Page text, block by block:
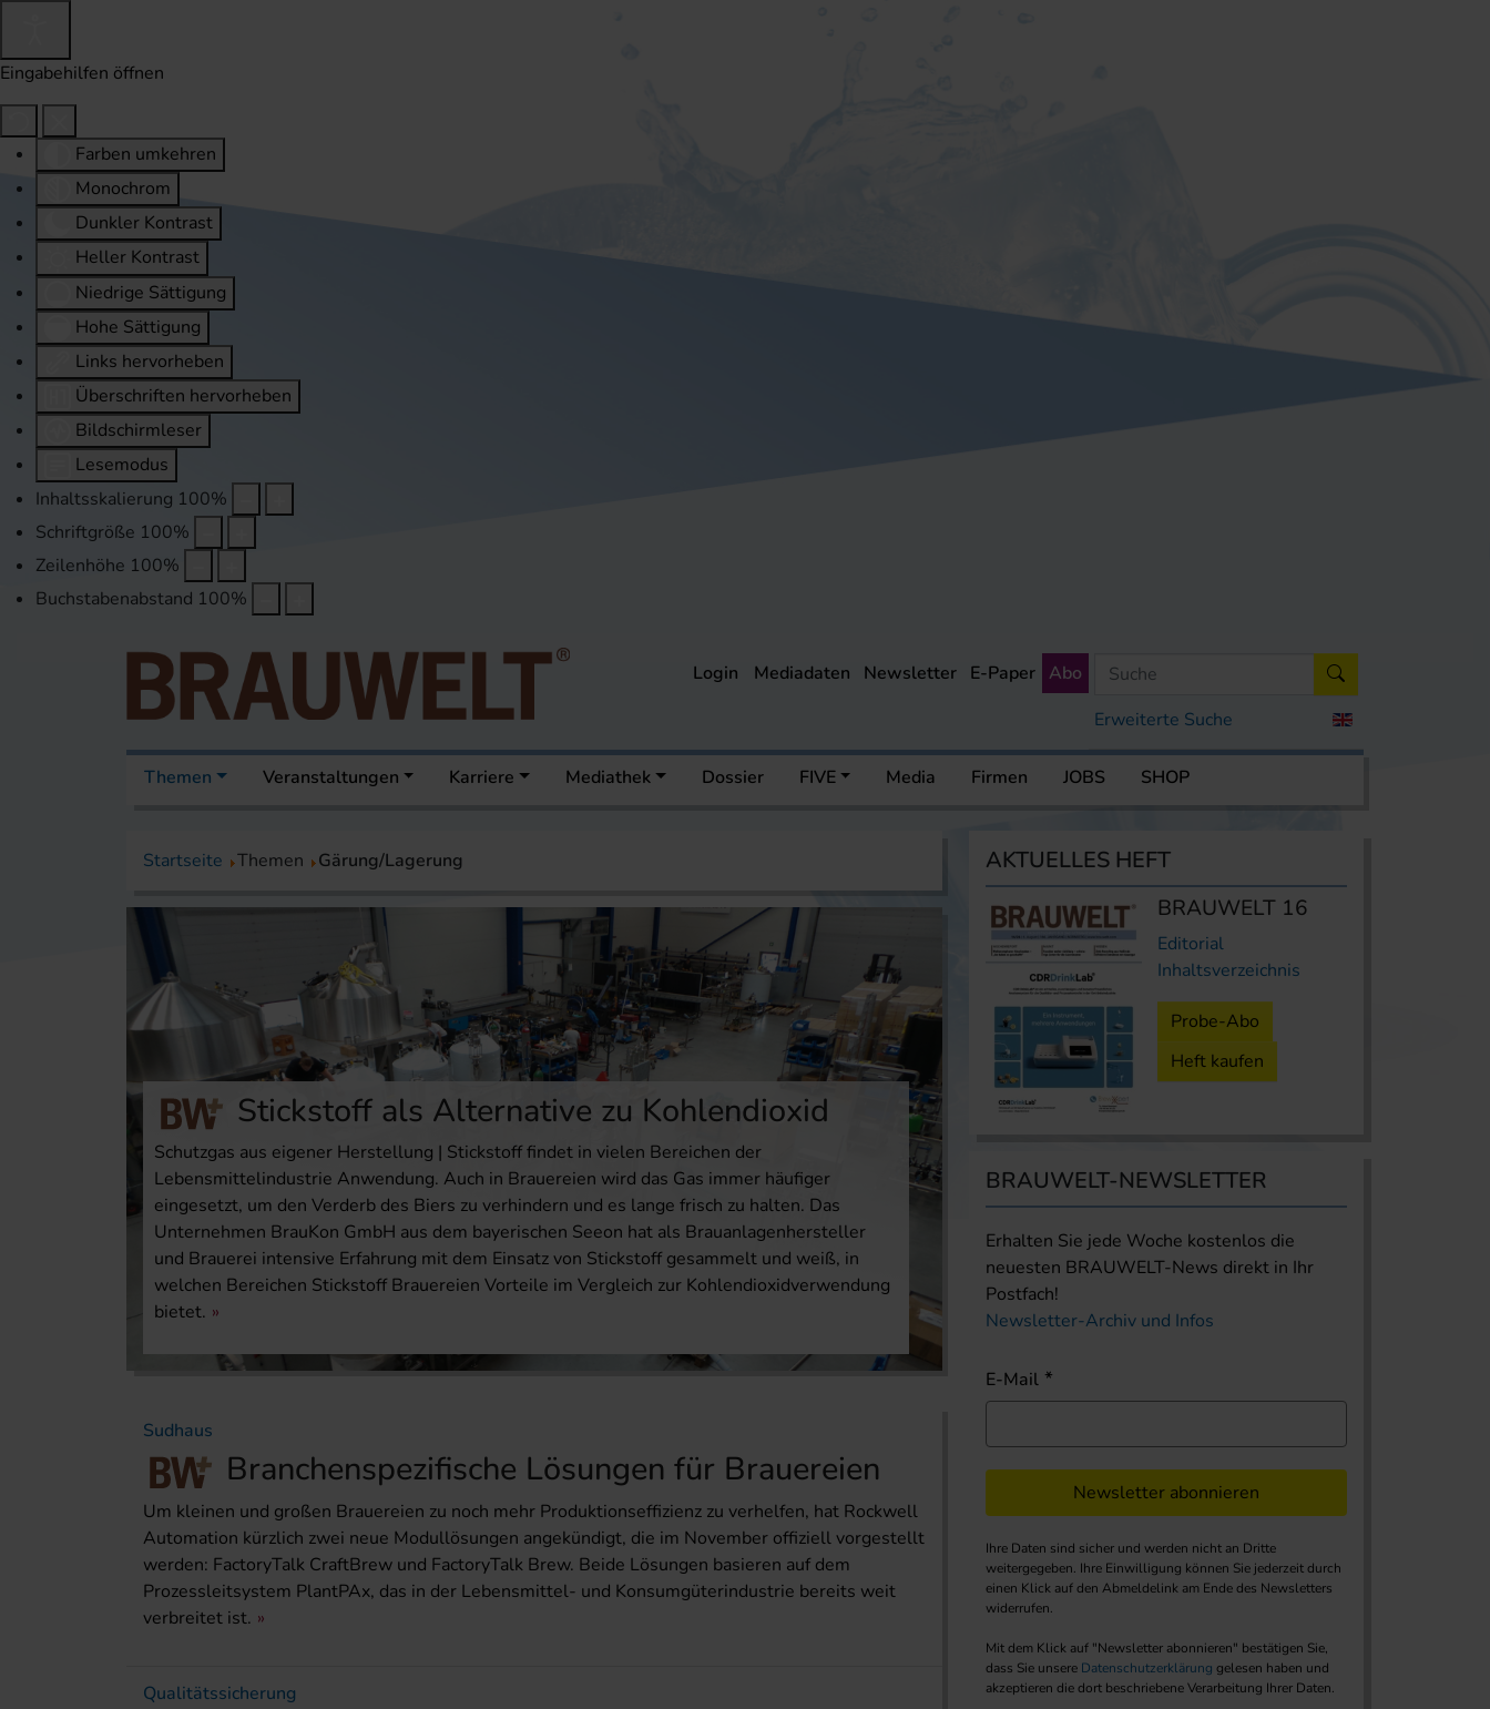
Eingabehilfen öffnen
Farben umkehren
Monochrom
Dunkler Kontrast
Heller Kontrast
Niedrige Sättigung
Hohe Sättigung
Links hervorheben
Überschriften hervorheben
Bildschirmleser
Lesemodus
Inhaltsskalierung 100%
Schriftgröße 100%
Zeilenhöhe 100%
Buchstabenabstand 100%
Erweiterte Suche
Login Mediadaten Newsletter E-Paper Abo
Themen Veranstaltungen Karriere Mediathek Dossier FIVE Media Firmen JOBS SHOP
Startseite Themen Gärung/Lagerung
Stickstoff als Alternative zu Kohlendioxid
Schutzgas aus eigener Herstellung | Stickstoff findet in vielen Bereichen der
Lebensmittelindustrie Anwendung. Auch in Brauereien wird das Gas immer häufiger
eingesetzt, um den Verderb des Biers zu verhindern und es lange frisch zu halten. Das
Unternehmen BrauKon GmbH aus dem bayerischen Seeon hat als Brauanlagenhersteller
und Brauerei intensive Erfahrung mit dem Einsatz von Stickstoff gesammelt und weiß, in
welchen Bereichen Stickstoff Brauereien Vorteile im Vergleich zur Kohlendioxidverwendung
bietet.
Sudhaus
Branchenspezifische Lösungen für Brauereien
Um kleinen und großen Brauereien zu noch mehr Produktionseffizienz zu verhelfen, hat Rockwell
Automation kürzlich zwei neue Modullösungen angekündigt, die im November offiziell vorgestellt
werden: FactoryTalk CraftBrew und FactoryTalk Brew. Beide Lösungen basieren auf dem
Prozessleitsystem PlantPAx, das in der Lebensmittel- und Konsumgüterindustrie bereits weit
verbreitet ist.
Qualitätssicherung
AKTUELLES HEFT
BRAUWELT 16
Editorial
Inhaltsverzeichnis
Probe-Abo
Heft kaufen
BRAUWELT-NEWSLETTER
Erhalten Sie jede Woche kostenlos die
neuesten BRAUWELT-News direkt in Ihr
Postfach!
Newsletter-Archiv und Infos
E-Mail
Newsletter abonnieren
Ihre Daten sind sicher und werden nicht an Dritte
weitergegeben. Ihre Einwilligung können Sie jederzeit durch
einen Klick auf den Abmeldelink am Ende des Newsletters
widerrufen.
Mit dem Klick auf "Newsletter abonnieren" bestätigen Sie,
dass Sie unsere Datenschutzerklärung gelesen haben und
akzeptieren die dort beschriebene Verarbeitung Ihrer Daten.